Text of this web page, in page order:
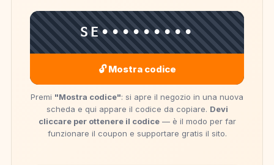
SE•••••••••
🔓 Mostra codice
Premi "Mostra codice": si apre il negozio in una nuova
scheda e qui appare il codice da copiare. Devi
cliccare per ottenere il codice— è il modo per far
funzionare il coupon e supportare gratis il sito.